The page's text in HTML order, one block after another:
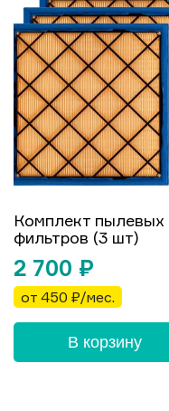
Комплект пылевых
фильтров (3 шт)
2 700 ₽
от 450 ₽/мес.
В корзину